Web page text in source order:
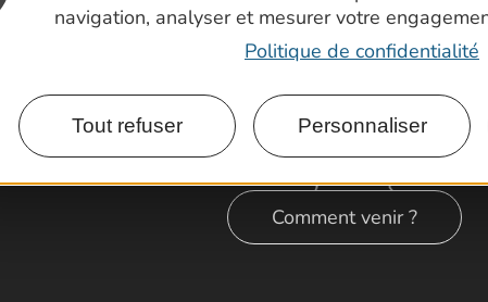
navigation, analyser et mesurer votre
Politique de confidentialité
Tout refuser Personnaliser
Comment venir ?